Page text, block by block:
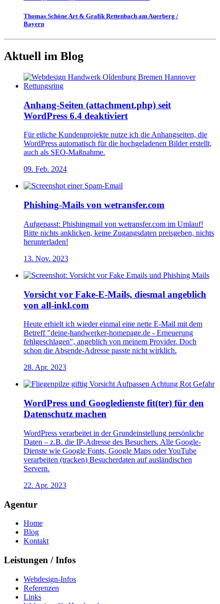
Thomas Schöne Art & Grafik Rettenbach am Auerberg /
Bayern
Aktuell im Blog
Anhang-Seiten (attachment.php) seit
WordPress 6.4 deaktiviert
Für etliche Kundenprojekte nutze ich die Anhangseiten, die
WordPress automatisch für die hochgeladenen Bilder erstellt,
auch als SEO-Maßnahme.
09. Feb. 2024
Phishing-Mails von wetransfer.com
Aufgepasst: Phishingmail von wetransfer.com im Umlauf!
Bitte nichts anklicken, keine Zugangsdaten preisgeben, nichts
herunterladen!
13. Nov. 2023
Vorsicht vor Fake-E-Mails, diesmal angeblich
von all-inkl.com
Heute erhielt ich wieder einmal eine nette E-Mail mit dem
Betreff "deine-handwerker-homepage.de - Erneuerung
fehlgeschlagen", angeblich von meinem Provider. Doch
schon die Absende-Adresse passte nicht wirklich.
28. Apr. 2023
WordPress und Googledienste fit(ter) für den
Datenschutz machen
WordPress verarbeitet in der Grundeinstellung persönliche
Daten – z.B. die IP-Adresse des Besuchers. Alle Google-
Dienste wie Google Fonts, Google Maps oder YouTube
verarbeiten (tracken) Besucherdaten auf ausländischen
Servern.
22. Apr. 2023
Agentur
Home
Blog
Kontakt
Leistungen / Infos
Webdesign-Infos
Referenzen
Links